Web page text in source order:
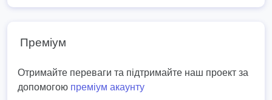
Преміум
Отримайте переваги та підтримайте наш проект за
допомогою преміум акаунту